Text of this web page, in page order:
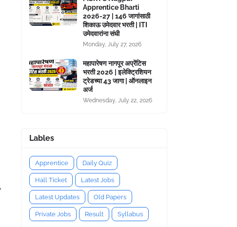
Apprentice Bharti
2026-27 | 146 जागांसाठी
शिकाऊ उमेदवार भरती | ITI
उमेदवारांना संधी
Monday, July 27, 2026
महापारेषण नागपूर अप्रेंटिस
भरती 2026 | इलेक्ट्रिशियन
ट्रेडच्या 43 जागा | ऑनलाइन
अर्ज
Wednesday, July 22, 2026
Lables
Apprentice Daily Quiz
Hall Ticket Latest Jobs
Latest Updates Old Papers
Private Jobs Result Syllabus